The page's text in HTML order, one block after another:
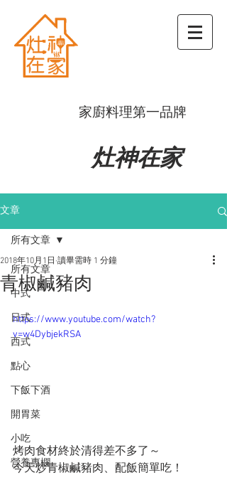
​家廚料理第一品牌
灶神在家
文章
所有文章
中式
日式
西式
點心
下飯下酒
開胃菜
小吃
營養專欄
所有文章
青椒鹹豬肉
2018年10月1日 讀畢需時 1 分鐘
https://www.youtube.com/watch?
v=w4DybjekRSA
烤肉食材終於清得差不多了～
今天炒青椒鹹豬肉、配飯簡單吃！